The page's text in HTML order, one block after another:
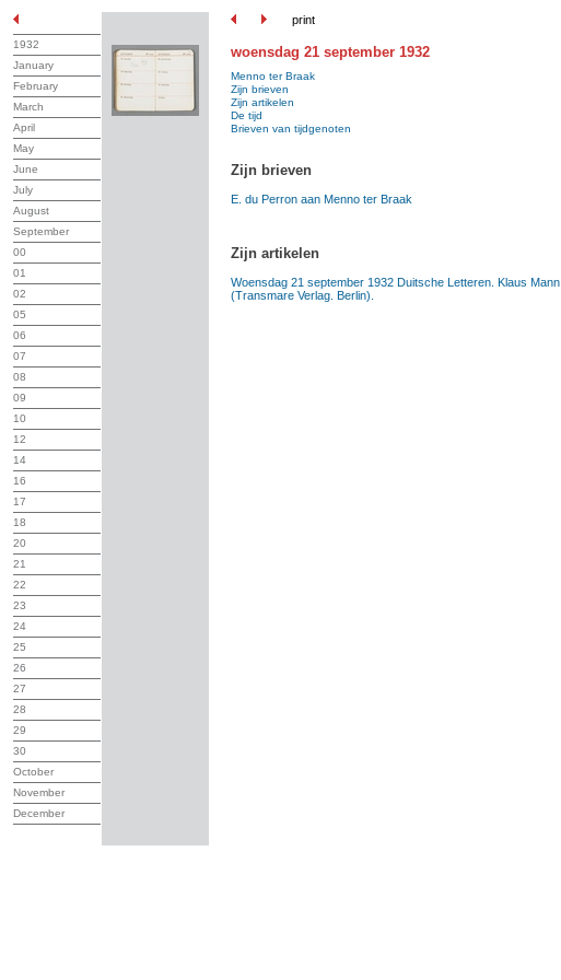
print
1932
January
February
March
April
May
June
July
August
September
00
01
02
05
06
07
08
09
10
12
14
16
17
18
20
21
22
23
24
25
26
27
28
29
30
October
November
December
woensdag 21 september 1932
Menno ter Braak
Zijn brieven
Zijn artikelen
De tijd
Brieven van tijdgenoten
Zijn brieven
E. du Perron aan Menno ter Braak
Zijn artikelen
Woensdag 21 september 1932 Duitsche Letteren. Klaus Mann.
(Transmare Verlag. Berlin).